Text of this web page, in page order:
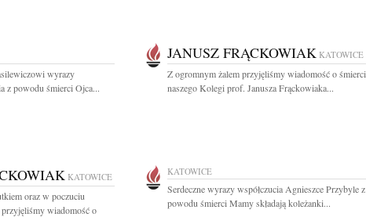
wyrazy
z powodu śmierci Ojca...
JANUSZ FRĄCKOWIAK KATOWICE
Z ogromnym żalem przyjęliśmy wiadomość o śmierci
naszego Kolegi prof. Janusza Frąckowiaka...
KATOWICE
oraz w poczuciu
wiadomość o
KATOWICE
Serdeczne wyrazy współczucia Agnieszce Przybyle z
powodu śmierci Mamy składają koleżanki...